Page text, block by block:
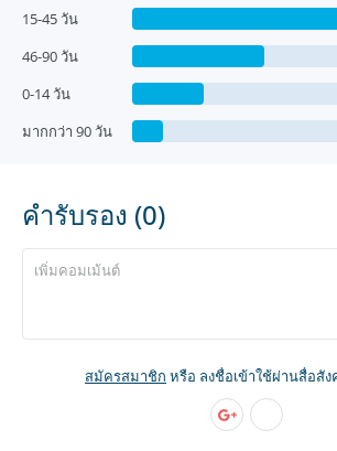
15-45 วัน
46-90 วัน
0-14 วัน
มากกว่า 90 วัน
คำรับรอง (0)
สมัครสมาชิก หรือ ลงชื่อเข้าใช้ผ่านสื่อสั